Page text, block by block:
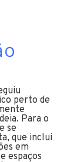
perto de
Para o
se
que inclui
em
espaços